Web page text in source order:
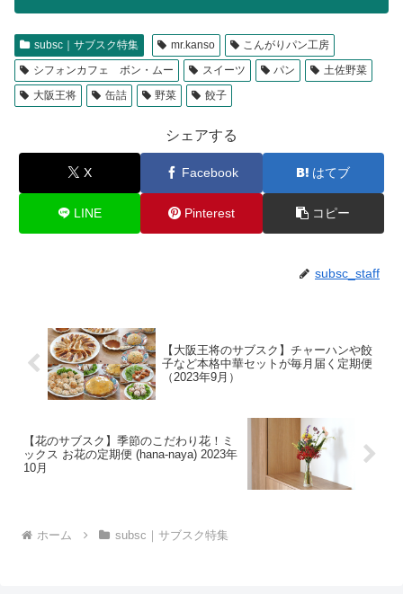
subsc｜サブスク特集 mr.kanso
こんがりパン工房
シフォンカフェ ボン・ムー
スイーツ パン
土佐野菜
大阪王将
缶詰 野菜 餃子
シェアする
X Facebook はてブ
LINE Pinterest コピー
subsc_staff
【大阪王将のサブスク】チャーハンや餃
子など本格中華セットが毎月届く定期便
（2023年9月）
【花のサブスク】季節のこだわり花！ミ
ックス お花の定期便 (hana-naya) 2023年
10月
ホーム subsc｜サブスク特集